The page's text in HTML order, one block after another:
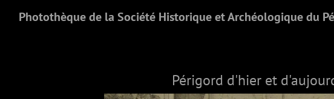
Photothèque de la Société Historique et Archéologique du
Périgord d'hier et